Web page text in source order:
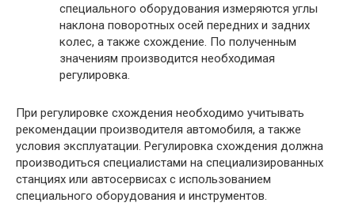
специального оборудования измеряются углы
наклона поворотных осей передних и задних
колес, а также схождение. По полученным
значениям производится необходимая
регулировка.
При регулировке схождения необходимо учитывать
рекомендации производителя автомобиля, а также
условия эксплуатации. Регулировка схождения должна
производиться специалистами на специализированных
станциях или автосервисах с использованием
специального оборудования и инструментов.